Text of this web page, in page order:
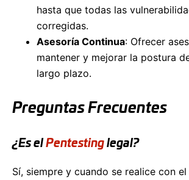
hasta que todas las
corregidas.
Asesoría Continua: Ofrecer
mantener y mejorar la postura
largo plazo.
Preguntas Frecuentes
¿Es el Pentesting legal?
Sí, siempre y cuando se realice con